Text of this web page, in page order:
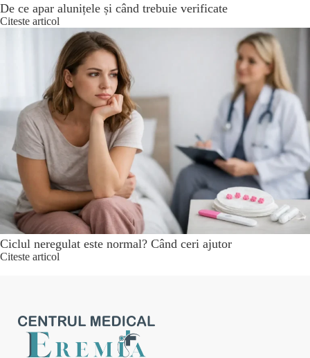
De ce apar alunițele și când trebuie verificate
Citeste articol
Ciclul neregulat este normal? Când ceri ajutor
Citeste articol